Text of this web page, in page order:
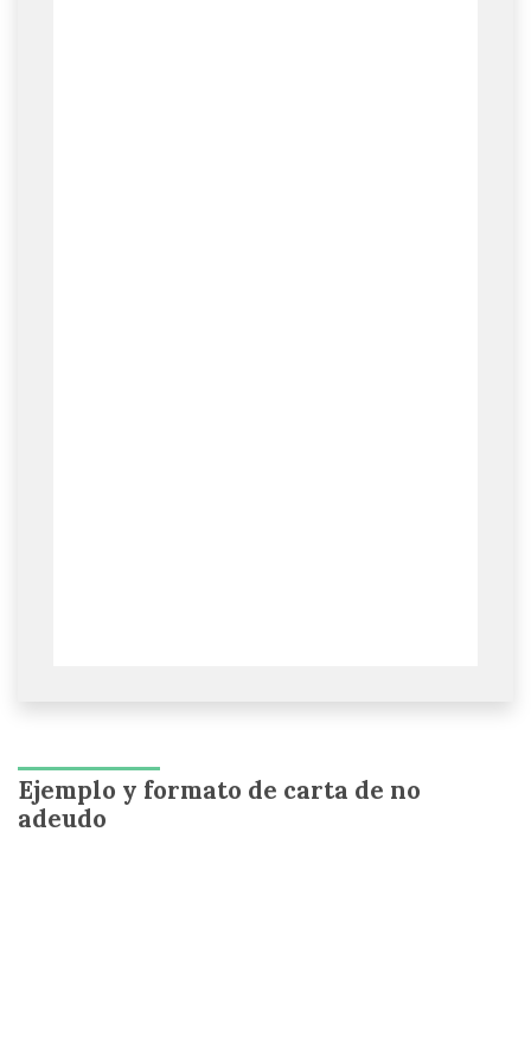
Ejemplo y formato de carta de no
adeudo